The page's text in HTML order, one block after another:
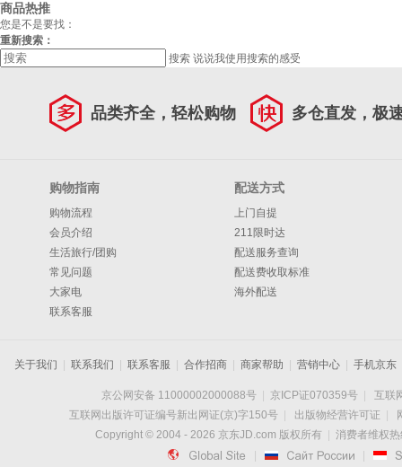
商品热推
您是不是要找：
重新搜索：
搜索 说说我使用搜索的感受
品类齐全，轻松购物 多仓直发，极
购物指南
购物流程
会员介绍
生活旅行/团购
常见问题
大家电
联系客服
配送方式
上门自提
211限时达
配送服务查询
配送费收取标准
海外配送
关于我们 联系我们 联系客服 合作招商 商家帮助 营销中心 手机京东
京公网安备 11000002000088号 京ICP证070359号
互联
互联网出版许可证编号新出网证(京)字150号
出版物经营许可证
Copyright © 2004 - 2026 京东JD.com 版权所有 消费者维权
 